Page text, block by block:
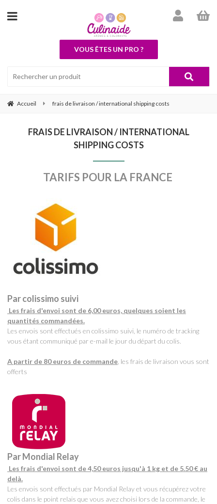
VOUS ÊTES UN PRO ?
Accueil frais de livraison / international shipping costs
FRAIS DE LIVRAISON / INTERNATIONAL
SHIPPING COSTS
TARIFS POUR LA FRANCE
Par colissimo suivi
Les frais d'envoi sont de 6,00 euros, quelques soient les
quantités commandées.
Les envois sont effectués en colissimo suivi, le numéro de tracking
vous étant communiqué par e-mail le jour du départ du colis.
A partir de 80 euros de commande , les frais de livraison vous sont
offerts
Par Mondial Relay
Les frais d'envoi sont de 4,50 euros jusqu'à 1 kg et de 5.50 € au
delà.
Les envois sont effectués par Mondial Relay et vous récupérez votre
colis dans le point relais que vous avez choisi lors de la commande, le